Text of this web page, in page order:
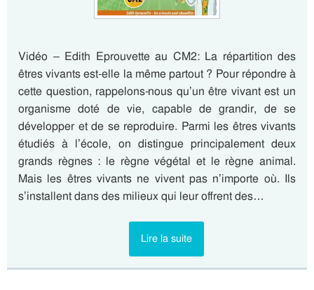
Vidéo – Edith Eprouvette au CM2: La répartition des
êtres vivants est-elle la même partout ? Pour répondre à
cette question, rappelons-nous qu’un être vivant est un
organisme doté de vie, capable de grandir, de se
développer et de se reproduire. Parmi les êtres vivants
étudiés à l’école, on distingue principalement deux
grands règnes : le règne végétal et le règne animal.
Mais les êtres vivants ne vivent pas n’importe où. Ils
s’installent dans des milieux qui leur offrent des…
Lire la suite